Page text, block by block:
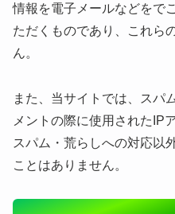
情報を電子メールなどをで
ただくものであり、これら
ん。
また、当サイトでは、スパ
メントの際に使用されたIP
スパム・荒らしへの対応以
ことはありません。